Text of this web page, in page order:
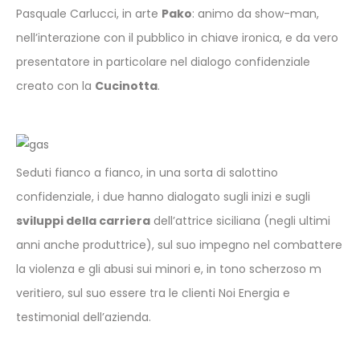
Pasquale Carlucci, in arte Pako: animo da show-man,
nell’interazione con il pubblico in chiave ironica, e da vero
presentatore in particolare nel dialogo confidenziale
creato con la Cucinotta.
Seduti fianco a fianco, in una sorta di salottino
confidenziale, i due hanno dialogato sugli inizi e sugli
sviluppi della carriera dell’attrice siciliana (negli ultimi
anni anche produttrice), sul suo impegno nel combattere
la violenza e gli abusi sui minori e, in tono scherzoso m
veritiero, sul suo essere tra le clienti Noi Energia e
testimonial dell’azienda.